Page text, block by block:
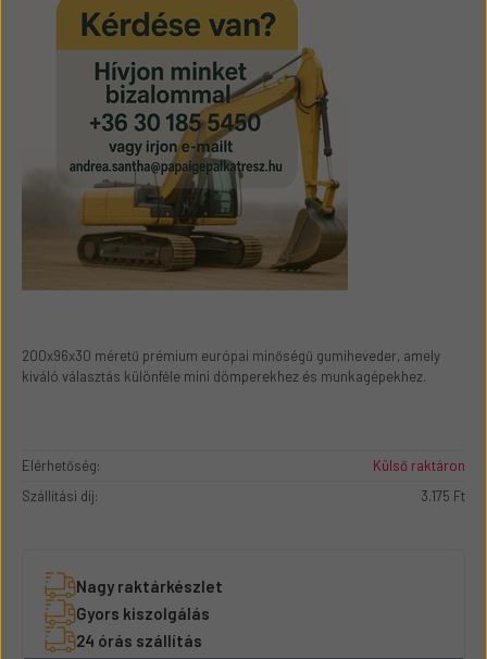
200x96x30 méretű prémium európai minőségű gumiheveder, amely
kiváló választás különféle mini dömperekhez és munkagépekhez.
Elérhetőség:
Külső raktáron
Szállítási díj:
3.175 Ft
Nagy raktárkészlet
Gyors kiszolgálás
24 órás szállítás